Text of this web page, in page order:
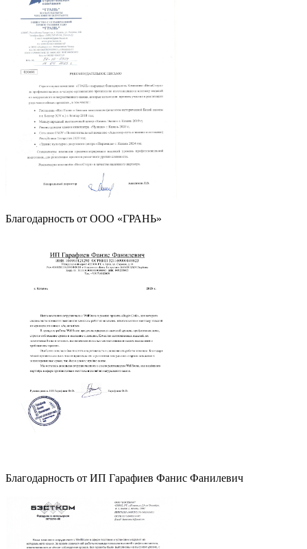
Благодарность от OOO «ГРАНЬ»
Благодарность от ИП Гарафиев Фанис Фанилевич